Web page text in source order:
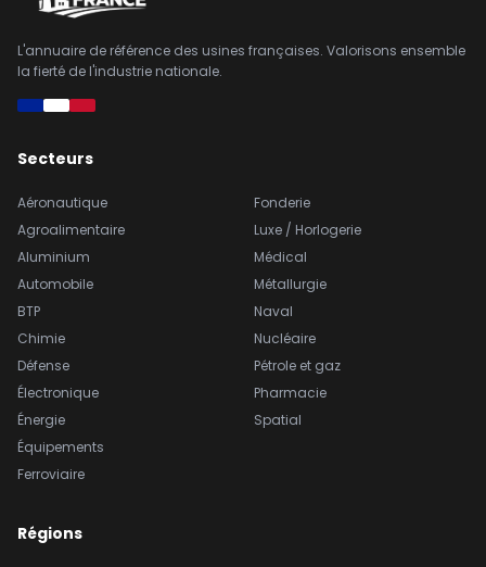
L'annuaire de référence des usines françaises. Valorisons ensemble
la fierté de l'industrie nationale.
Secteurs
Aéronautique
Agroalimentaire
Aluminium
Automobile
BTP
Chimie
Défense
Électronique
Énergie
Équipements
Ferroviaire
Fonderie
Luxe / Horlogerie
Médical
Métallurgie
Naval
Nucléaire
Pétrole et gaz
Pharmacie
Spatial
Régions